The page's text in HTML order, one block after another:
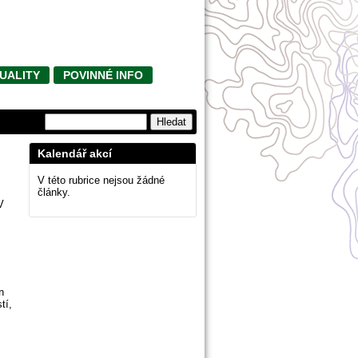
POVINNÉ INFO
Kalendář akcí
V této rubrice nejsou žádné
články.